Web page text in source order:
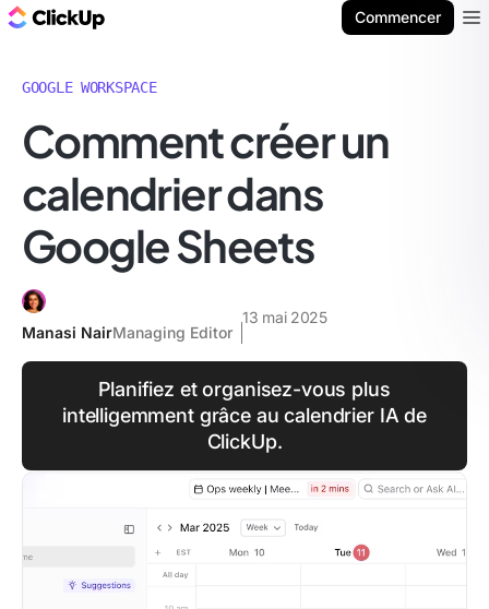
Commencer
GOOGLE WORKSPACE
Comment créer un
calendrier dans
Google Sheets
Manasi NairManaging Editor
13 mai 2025
Planifiez et organisez-vous plus
intelligemment grâce au calendrier IA de
ClickUp.